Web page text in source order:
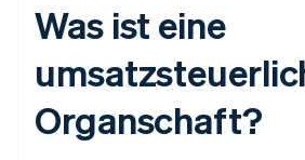
Was ist eine
Organschaft?